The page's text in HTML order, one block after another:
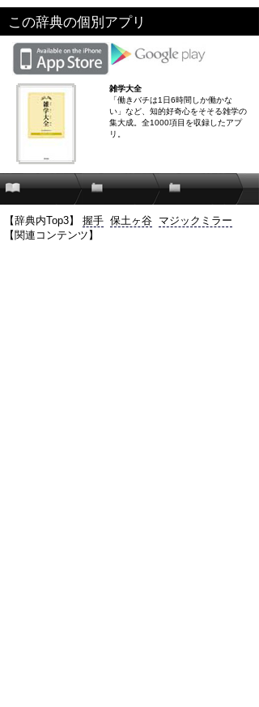
この辞典の個別アプリ
雑学大全
「働きバチは1日6時間しか働かな
い」など、知的好奇心をそそる雑学の
集大成。全1000項目を収録したアプ
リ。
【辞典内Top3】 握手 保土ヶ谷 マジックミラー
【関連コンテンツ】